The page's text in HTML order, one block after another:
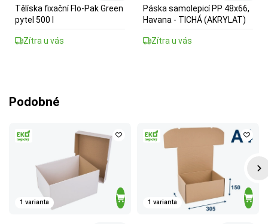
Tělíska fixační Flo-Pak Green
pytel 500 l
Zítra u vás
Páska samolepicí PP 48x66,
Havana - TICHÁ (AKRYLAT)
Zítra u vás
Podobné
1 varianta 1 varianta